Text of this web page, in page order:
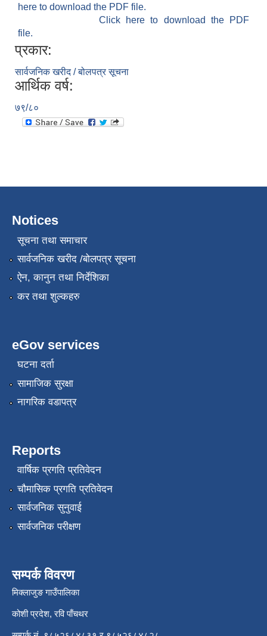
here to download the PDF file.
Click here to download the PDF
file.
प्रकार:
सार्वजनिक खरीद / बोलपत्र सूचना
आर्थिक वर्ष:
७९/८०
Notices
सूचना तथा समाचार
सार्वजनिक खरीद /बोलपत्र सूचना
ऐन, कानुन तथा निर्देशिका
कर तथा शुल्कहरु
eGov services
घटना दर्ता
सामाजिक सुरक्षा
नागरिक वडापत्र
Reports
वार्षिक प्रगति प्रतिवेदन
चौमासिक प्रगति प्रतिवेदन
सार्वजनिक सुनुवाई
सार्वजनिक परीक्षण
सम्पर्क विवरण
मिक्लाजुङ गाउँपालिका
कोशी प्रदेश, रवि पाँचथर